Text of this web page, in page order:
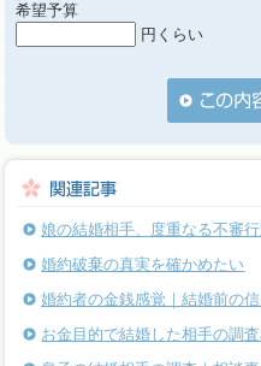
希望予算
円くらい
娘の結婚相手、度重なる不審
婚約破棄の真実を確かめたい
婚約者の金銭感覚｜結婚前の
お金目的で結婚した相手の調